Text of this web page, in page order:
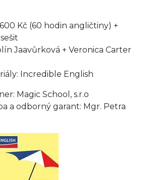
Kč (60 hodin angličtiny) +
Jaavůrková + Veronica Carter
Incredible English
Magic School, s.r.o
a odborný garant: Mgr. Petra